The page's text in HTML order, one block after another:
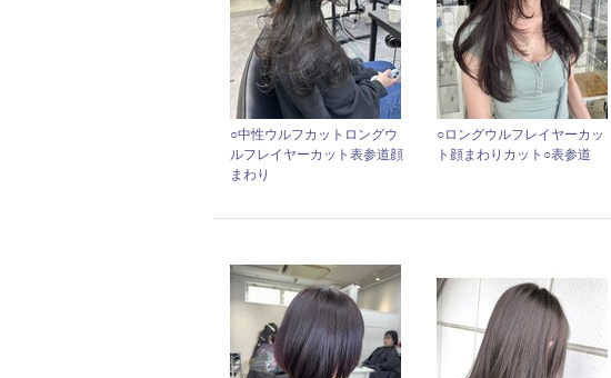
○中性ウルフカットロングウ
ルフレイヤーカット表参道顔
まわり
○ロングウルフレイヤーカッ
ト顔まわりカット○表参道